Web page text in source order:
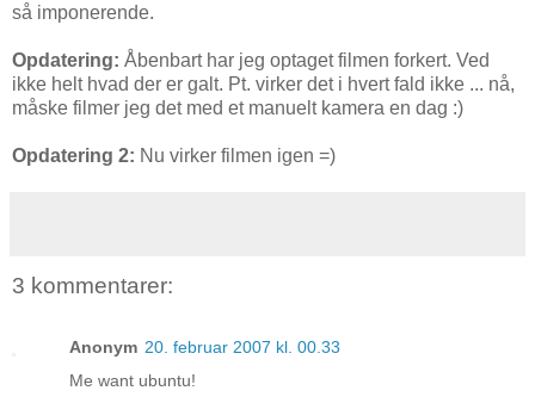
så imponerende.
Opdatering: Åbenbart har jeg optaget filmen forkert. Ved
ikke helt hvad der er galt. Pt. virker det i hvert fald ikke ... nå,
måske filmer jeg det med et manuelt kamera en dag :)
Opdatering 2: Nu virker filmen igen =)
3 kommentarer:
Anonym 20. februar 2007 kl. 00.33
Me want ubuntu!